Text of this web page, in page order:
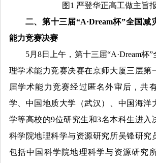
图1 严登华正高工做主旨
二、第十三届“A·Dream杯”全国减
能力竞赛决赛
5月8日上午，第十三届“A·Dream杯
理学术能力竞赛决赛在京师大厦三层第
届学术能力竞赛经过匿名外审后，共
学、中国地质大学（武汉）、中国海洋
学等高校的9位研究生和3名本科生进入
科学院地理科学与资源研究所吴锋研究
包括中国科学院地理科学与资源研究